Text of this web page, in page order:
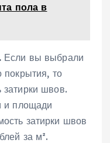
пола в
Если вы выбрали
покрытия‚ то
затирки швов.
и площади
затирки швов
за м².